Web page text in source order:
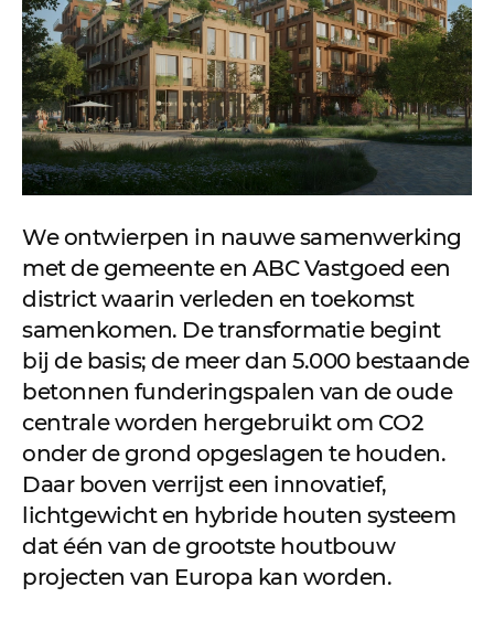
We ontwierpen in nauwe samenwerking
met de gemeente en ABC Vastgoed een
district waarin verleden en toekomst
samenkomen. De transformatie begint
bij de basis; de meer dan 5.000 bestaande
betonnen funderingspalen van de oude
centrale worden hergebruikt om CO2
onder de grond opgeslagen te houden.
Daar boven verrijst een innovatief,
lichtgewicht en hybride houten systeem
dat één van de grootste houtbouw
projecten van Europa kan worden.